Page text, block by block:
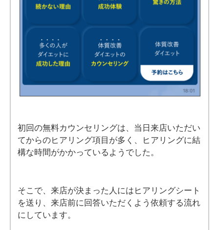
初回の無料カウンセリングは、当日来店いただい
てからのヒアリング項目が多く、ヒアリングに結
構な時間がかかっているようでした。
そこで、来店が決まった人にはヒアリングシート
を送り、来店前に回答いただくよう依頼する流れ
にしています。